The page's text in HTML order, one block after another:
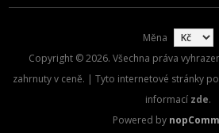
Měna
Copyright © 2026. Všechna práva
zahrnuty v ceně. | Tyto internetové stránky
informací zde.
Powered by